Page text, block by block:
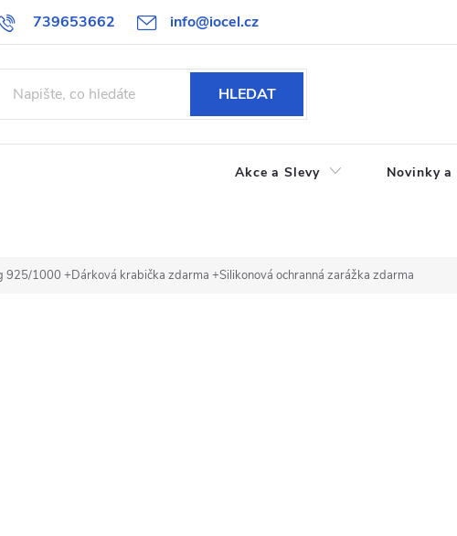
739653662 info@iocel.cz
Obchodní podmínky Oblíbené Spolupráce
HLEDAT
Akce a Slevy Novinky a
925/1000 +Dárková krabička zdarma +Silikonová ochranná zarážka zdarma